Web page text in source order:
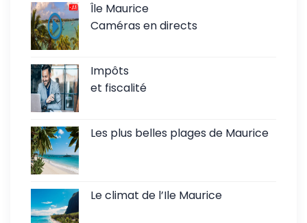
Île Maurice
Caméras en directs
Impôts
et fiscalité
Les plus belles plages de Maurice
Le climat de l’Ile Maurice